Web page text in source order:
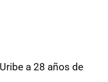
a 28 años de